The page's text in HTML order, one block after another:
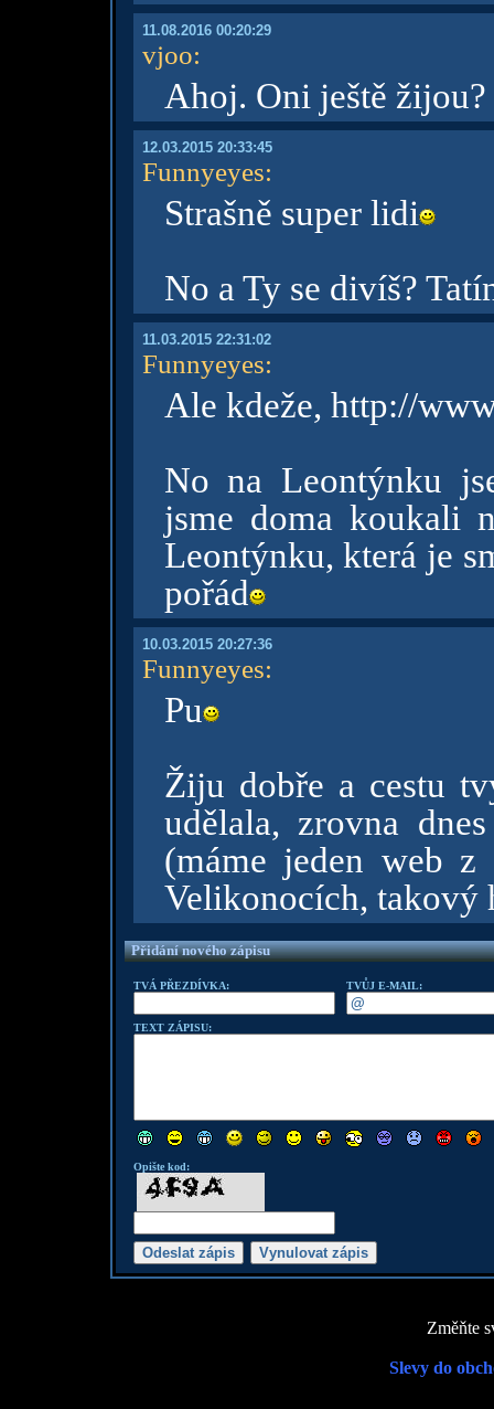
11.08.2016 00:20:29
vjoo:
Ahoj. Oni ještě žijou?
12.03.2015 20:33:45
Funnyeyes:
Strašně super lidi
No a Ty se divíš?
11.03.2015 22:31:02
Funnyeyes:
Ale kdeže, http://
No na Leontýnku
jsme doma koukali
Leontýnku, která je
pořád
10.03.2015 20:27:36
Funnyeyes:
Pu
Žiju dobře a cestu
udělala, zrovna
(máme jeden web z
Velikonocích, takový
Přidání nového zápisu
TVÁ PŘEZDÍVKA: TVŮJ E-MAIL:
TEXT ZÁPISU:
Opište kod:
Změňte
Slevy do